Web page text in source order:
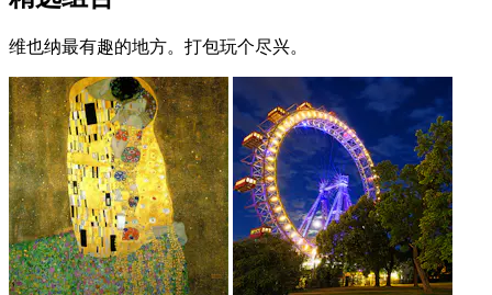
维也纳最有趣的地方。打包玩个尽兴。